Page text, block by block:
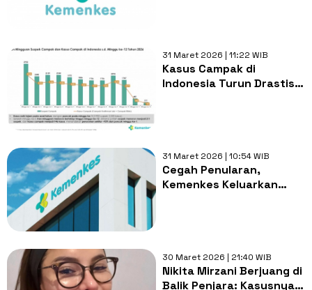
31 Maret 2026 | 11:22 WIB
Kasus Campak di
Indonesia Turun Drastis
31 Maret 2026 | 10:54 WIB
Cegah Penularan,
Kemenkes Keluarkan
30 Maret 2026 | 21:40 WIB
Nikita Mirzani Berjuang di
Balik Penjara: Kasusnya